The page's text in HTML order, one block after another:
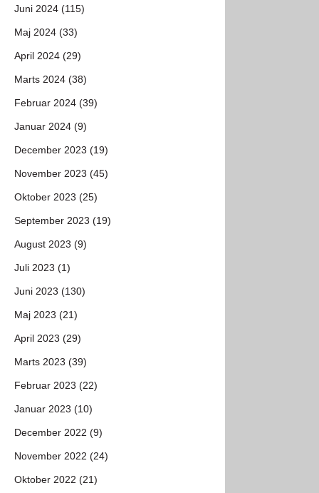
Juni 2024 (115)
Maj 2024 (33)
April 2024 (29)
Marts 2024 (38)
Februar 2024 (39)
Januar 2024 (9)
December 2023 (19)
November 2023 (45)
Oktober 2023 (25)
September 2023 (19)
August 2023 (9)
Juli 2023 (1)
Juni 2023 (130)
Maj 2023 (21)
April 2023 (29)
Marts 2023 (39)
Februar 2023 (22)
Januar 2023 (10)
December 2022 (9)
November 2022 (24)
Oktober 2022 (21)